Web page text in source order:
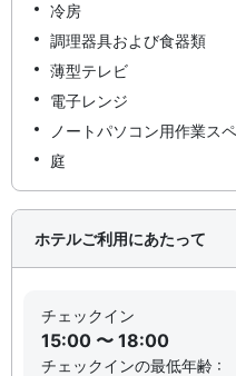
冷房
調理器具および食器類
薄型テレビ
電子レンジ
ノートパソコン用作業ス
庭
ホテルご利用にあたって
チェックイン
15:00 〜 18:00
チェックインの最低年齢 :